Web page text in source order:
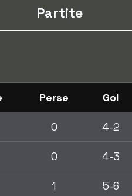
Partite
Perse Gol
0 4-2
0 4-3
1 5-6